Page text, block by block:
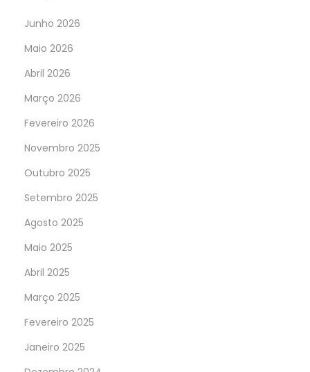
Junho 2026
Maio 2026
Abril 2026
Março 2026
Fevereiro 2026
Novembro 2025
Outubro 2025
Setembro 2025
Agosto 2025
Maio 2025
Abril 2025
Março 2025
Fevereiro 2025
Janeiro 2025